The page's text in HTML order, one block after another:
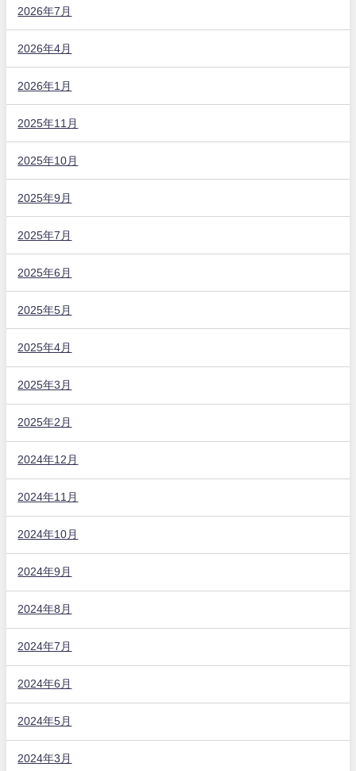
2026年7月
2026年4月
2026年1月
2025年11月
2025年10月
2025年9月
2025年7月
2025年6月
2025年5月
2025年4月
2025年3月
2025年2月
2024年12月
2024年11月
2024年10月
2024年9月
2024年8月
2024年7月
2024年6月
2024年5月
2024年3月